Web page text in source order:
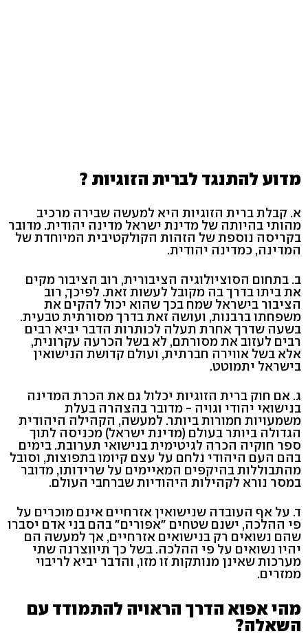
מדוע להתנגד לברית הזוגיות ?
א. קבלת ברית הזוגיות היא למעשה שבירה מרכיב
מהותי בהיותה של מדינת ישראל מדינה יהודית. מדובר
בקריסה נוספת של הזהות הקולקטיבית המיוחדת של
המדינה, כמדינה יהודית.
ב. בתחום הסוציולוגיה הציבורית, רוב הציבור מקים
את ביתו בדרך בה מקובל לעשות זאת. לפיכך, רוב
הציבור בישראל שמח בכך שהוא יכול להקים את
משפחתו ברבנות, ועושה זאת בדרך מסורתית טבעית.
בשעה שדרך אחרת תעלה לכותרות הדבר יביא רבים
רבים לעזוב את מסורתם, לא בשל הכרעה עקרונית,
אלא בשל אווירה חברתית, ועולם קדושת הנישואין
בישראל יתמוטט.
ג. אם חוק ברית הזוגיות יכלול גם את הכרת המדינה
בנישואי יהודי וגויה - מדובר בהצהרה בעלת
משמעויות חמורות ביותר. למעשה, הקהילה היהודית
הגדולה ביותר בעולם (מדינת ישראל) מכניסה לתוך
ספר חוקיה הכרה לגיטימית בנישואי תערובת. בימים
בהם העם היהודי נלחם על עצם קיומו בתפוצות, וסובל
מהתבוללות בהיקפים המאיימים על שרידותו, מדובר
במסר נורא לקהילות היהודיות שברחבי העולם.
ד. על אף העובדה שנישואין אזרחיים אינם מוכרים על
פי ההלכה, ישנם שטחים "אפורים" בהם בני אדם יסברו
שהם נשואים רק בנישואים אזרחיים, אך למעשה הם
יהיו נשואים על פי ההלכה. בשל כך תיווצרנה שתי
מערכות שאינן מנותקות זו מזו, והדבר יביא לריבוי
ממזרים.
מהי אפוא הדרך הראויה להתמודד עם
השאלה?